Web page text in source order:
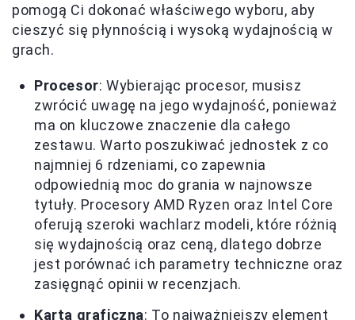
pomogą Ci dokonać właściwego wyboru, aby
cieszyć się płynnością i wysoką wydajnością w
grach.
Procesor: Wybierając procesor, musisz
zwrócić uwagę na jego wydajność, ponieważ
ma on kluczowe znaczenie dla całego
zestawu. Warto poszukiwać jednostek z co
najmniej 6 rdzeniami, co zapewnia
odpowiednią moc do grania w najnowsze
tytuły. Procesory AMD Ryzen oraz Intel Core
oferują szeroki wachlarz modeli, które różnią
się wydajnością oraz ceną, dlatego dobrze
jest porównać ich parametry techniczne oraz
zasięgnąć opinii w recenzjach.
Karta graficzna: To najważniejszy element